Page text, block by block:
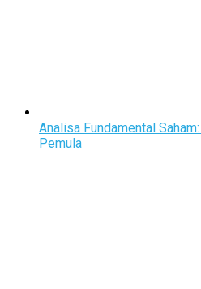
Analisa Fundamental
Pemula